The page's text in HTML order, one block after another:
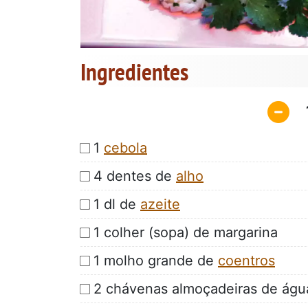
Ingredientes
1 cebola
4 dentes de alho
1 dl de azeite
1 colher (sopa) de margarina
1 molho grande de coentros
2 chávenas almoçadeiras de